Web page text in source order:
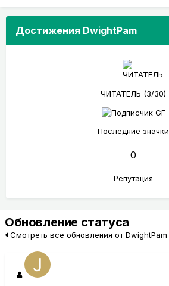
Достижения DwightPam
ЧИТАТЕЛЬ (3/30)
Последние значки
0
Репутация
Обновление статуса
Смотреть все обновления от DwightPam